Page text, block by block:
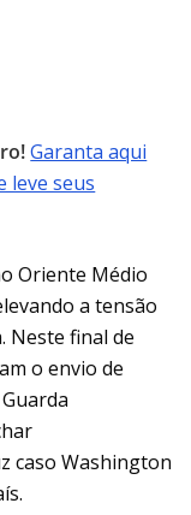
Garanta aqui
leve seus
Oriente Médio
a tensão
Neste final de
o envio de
caso Washington